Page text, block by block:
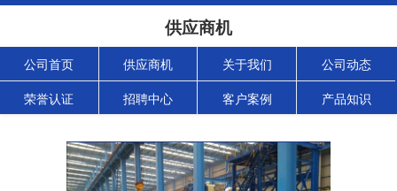
供应商机
公司首页 供应商机 关于我们 公司动态
荣誉认证 招聘中心 客户案例 产品知识